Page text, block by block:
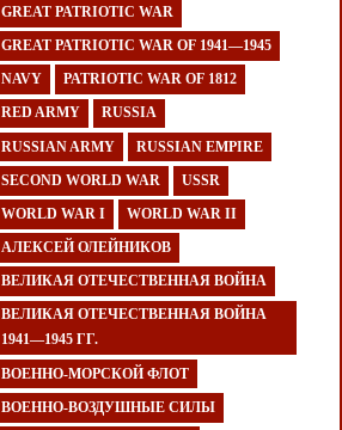
GREAT PATRIOTIC WAR
GREAT PATRIOTIC WAR OF 1941—1945
NAVY PATRIOTIC WAR OF 1812
RED ARMY RUSSIA
RUSSIAN ARMY RUSSIAN EMPIRE
SECOND WORLD WAR USSR
WORLD WAR I WORLD WAR II
АЛЕКСЕЙ ОЛЕЙНИКОВ
ВЕЛИКАЯ ОТЕЧЕСТВЕННАЯ ВОЙНА
ВЕЛИКАЯ ОТЕЧЕСТВЕННАЯ ВОЙНА
1941—1945 ГГ.
ВОЕННО-МОРСКОЙ ФЛОТ
ВОЕННО-ВОЗДУШНЫЕ СИЛЫ